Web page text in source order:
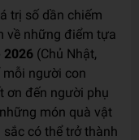
trị số dần chiếm
về những điểm tựa
2026 (Chủ Nhật,
người con
ơn đến người phụ
món quà vật
có thể trở thành